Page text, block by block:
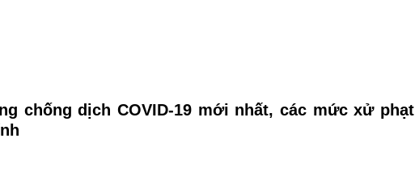
chống dịch COVID-19 mới nhất, các mức xử phạt